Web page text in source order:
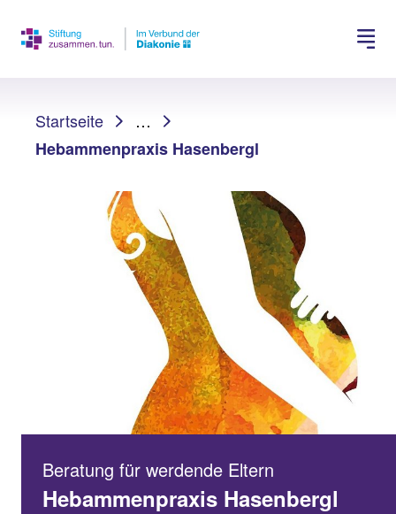
Startseite
…
Hebammenpraxis Hasenbergl
Beratung für werdende Eltern
Hebammenpraxis Hasenbergl